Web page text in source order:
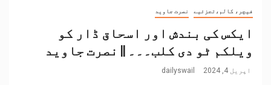
فیچر، کالم،تجزئیے نصرت جاوید
ایکس کی بندش اور اسحاق ڈار کو
ویلکم ٹو دی کلب۔۔۔ || نصرت جاوید
اپریل 4, 2024 dailyswail